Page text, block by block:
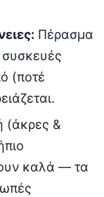
Πέρασμα
συσκευές
(ποτέ
(άκρες &
καλά — τα